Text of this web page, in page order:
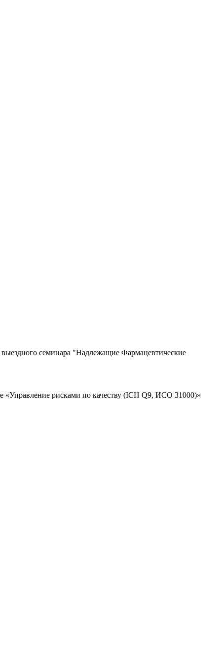
семинара "Надлежащие Фармацевтические
«Управление рисками по качеству (ICH Q9, ИСО 31000)»